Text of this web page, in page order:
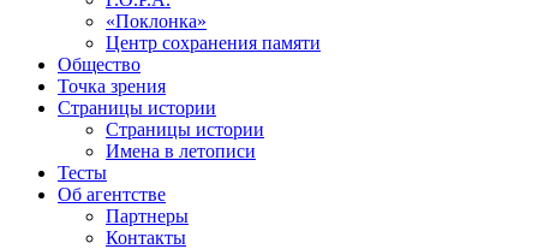
«Поклонка»
Центр сохранения памяти
Общество
Точка зрения
Страницы истории
Страницы истории
Имена в летописи
Тесты
Об агентстве
Партнеры
Контакты